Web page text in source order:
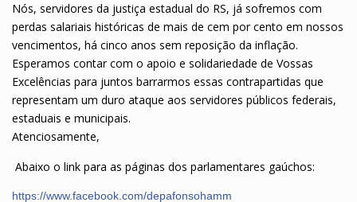
Nós, servidores da justiça estadual do RS, já sofremos com
perdas salariais históricas de mais de cem por cento em nossos
vencimentos, há cinco anos sem reposição da inflação.
Esperamos contar com o apoio e solidariedade de Vossas
Excelências para juntos barrarmos essas contrapartidas que
representam um duro ataque aos servidores públicos federais,
estaduais e municipais.
Atenciosamente,
Abaixo o link para as páginas dos parlamentares gaúchos:
https://www.facebook.com/depafonsohamm